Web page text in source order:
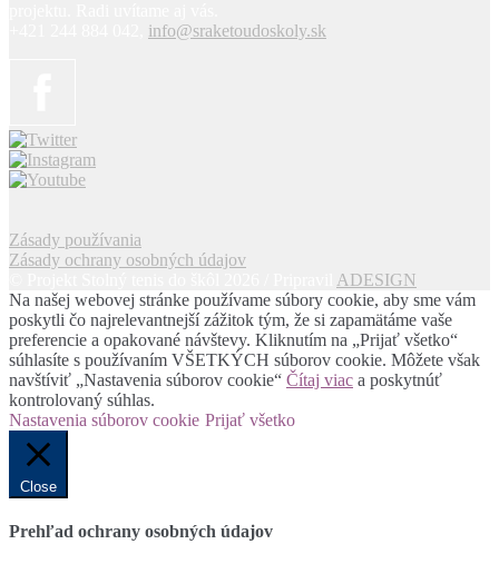
info@sraketoudoskoly.sk
Zásady používania
Zásady ochrany osobných údajov
ADESIGN
Na našej webovej stránke používame súbory cookie, aby sme vám
poskytli čo najrelevantnejší zážitok tým, že si zapamätáme vaše
preferencie a opakované návštevy. Kliknutím na „Prijať všetko“
súhlasíte s používaním VŠETKÝCH súborov cookie. Môžete však
navštíviť „Nastavenia súborov cookie“ Čítaj viac a poskytnúť
kontrolovaný súhlas.
Nastavenia súborov cookie Prijať všetko
Close
Prehľad ochrany osobných údajov